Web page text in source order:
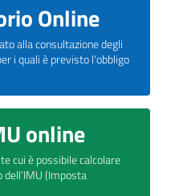
Online
alla consultazione degli
i quali è previsto l'obbligo
online
cui è possibile calcolare
dell'IMU (Imposta